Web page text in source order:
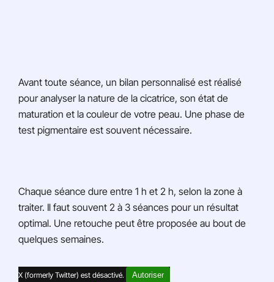
Avant toute séance, un bilan personnalisé est réalisé
pour analyser la nature de la cicatrice, son état de
maturation et la couleur de votre peau. Une phase de
test pigmentaire est souvent nécessaire.
Chaque séance dure entre 1 h et 2 h, selon la zone à
traiter. Il faut souvent 2 à 3 séances pour un résultat
optimal. Une retouche peut être proposée au bout de
quelques semaines.
X (formerly Twitter) est désactivé. Autoriser